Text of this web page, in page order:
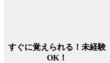
すぐに覚えられる！未経験
OK！